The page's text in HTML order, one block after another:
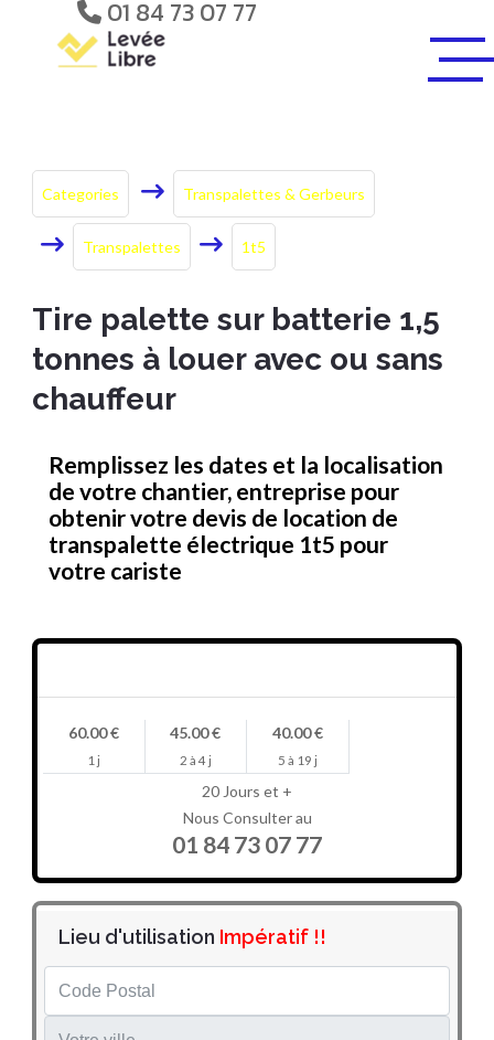
01 84 73 07 77
Categories Transpalettes & Gerbeurs
Transpalettes 1t5
Tire palette sur batterie 1,5
tonnes à louer avec ou sans
chauffeur
Remplissez les dates et la localisation
de votre chantier, entreprise pour
obtenir votre devis de location de
transpalette électrique 1t5 pour
votre cariste
60.00 €
1 j
45.00 €
2 à 4 j
40.00 €
5 à 19 j
20 Jours et +
Nous Consulter au
01 84 73 07 77
Lieu d'utilisation Impératif !!